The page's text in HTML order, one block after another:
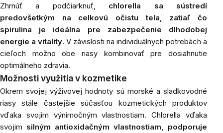
Zhrnúť a podčiarknuť, chlorella sa sústredí
predovšetkým na celkovú očistu tela, zatiaľ čo
spirulina je ideálna pre zabezpečenie dlhodobej
energie a vitality. V závislosti na individuálnych potrebách a
cieľoch možno obe riasy kombinovať pre dosiahnutie
optimálneho zdravia.
Možnosti využitia v kozmetike
Okrem svojej výživovej hodnoty sú morské a sladkovodné
riasy stále častejšie súčasťou kozmetických produktov
vďaka svojim výnimočným vlastnostiam. Chlorella vďaka
svojim silným antioxidačným vlastnostiam, podporuje